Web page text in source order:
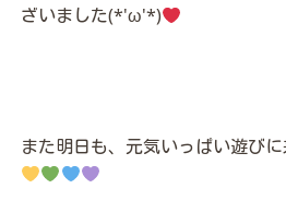
ざいました(*'ω'*)
また明日も、元気いっぱい遊び